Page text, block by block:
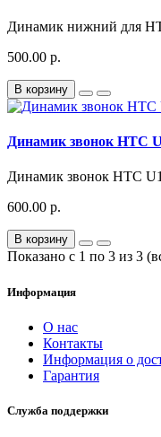
Динамик нижний для
500.00 р.
В корзину
Динамик звонок HTC
Динамик звонок HTC
600.00 р.
В корзину
Показано с 1 по 3 из 3
Информация
О нас
Контакты
Информация о
Гарантия
Служба поддержки